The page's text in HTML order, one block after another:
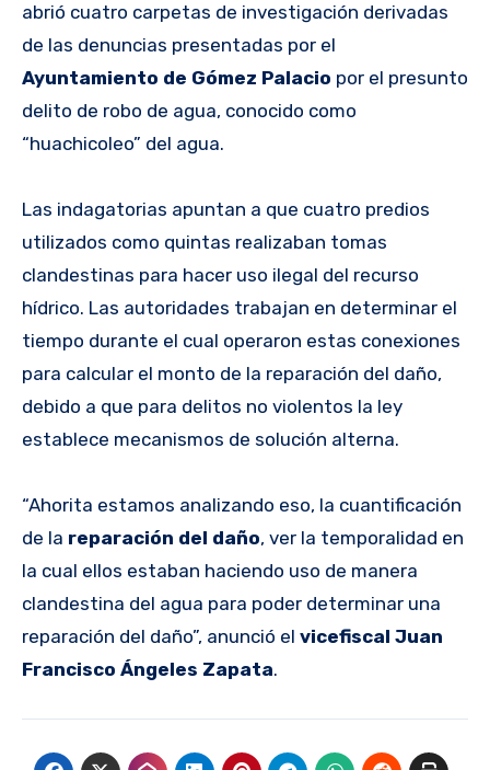
abrió cuatro carpetas de investigación derivadas
de las denuncias presentadas por el
Ayuntamiento de Gómez Palacio por el presunto
delito de robo de agua, conocido como
“huachicoleo” del agua.
Las indagatorias apuntan a que cuatro predios
utilizados como quintas realizaban tomas
clandestinas para hacer uso ilegal del recurso
hídrico. Las autoridades trabajan en determinar el
tiempo durante el cual operaron estas conexiones
para calcular el monto de la reparación del daño,
debido a que para delitos no violentos la ley
establece mecanismos de solución alterna.
“Ahorita estamos analizando eso, la cuantificación
de la reparación del daño, ver la temporalidad en
la cual ellos estaban haciendo uso de manera
clandestina del agua para poder determinar una
reparación del daño”, anunció el vicefiscal Juan
Francisco Ángeles Zapata.